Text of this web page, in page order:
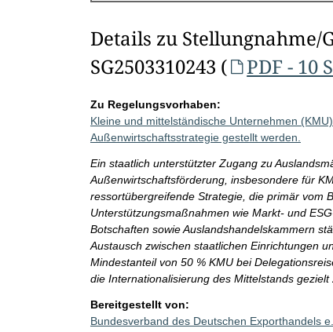
Details zu Stellungnahme/
SG2503310243 (
PDF - 10
Zu Regelungsvorhaben:
Kleine und mittelständische Unternehmen
Außenwirtschaftsstrategie gestellt werden.
Ein staatlich unterstützter Zugang zu
Außenwirtschaftsförderung, insbesondere für
ressortübergreifende Strategie, die primär vom
Unterstützungsmaßnahmen wie Markt- und
Botschaften sowie Auslandshandelskammern
Austausch zwischen staatlichen Einrichtungen
Mindestanteil von 50 % KMU bei
die Internationalisierung des Mittelstands gezielt
Bereitgestellt von:
Bundesverband des Deutschen Exporthandels